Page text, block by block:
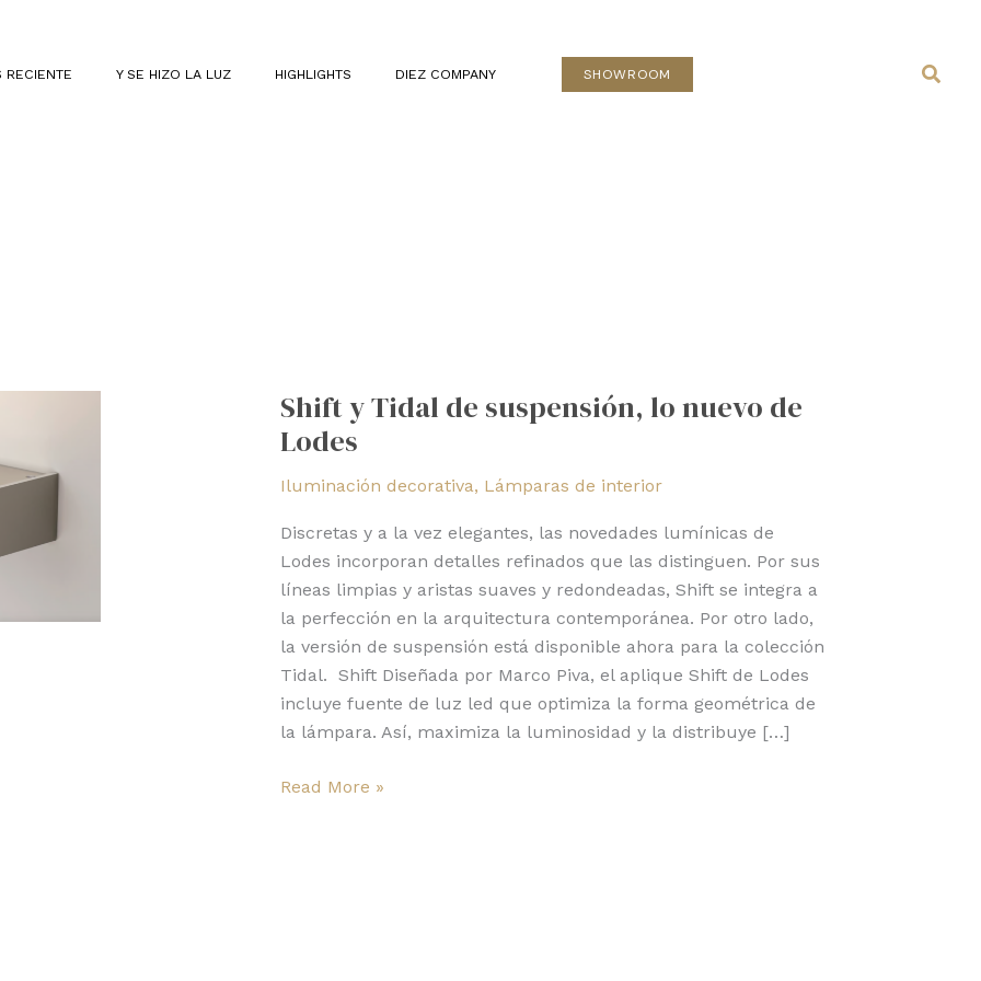
RECIENTE Y SE HIZO LA LUZ HIGHLIGHTS DIEZ COMPANY SHOWROOM
Shift y Tidal de suspensión, lo nuevo de
Lodes
Iluminación decorativa, Lámparas de interior
Discretas y a la vez elegantes, las novedades lumínicas de
Lodes incorporan detalles refinados que las distinguen. Por sus
líneas limpias y aristas suaves y redondeadas, Shift se integra a
la perfección en la arquitectura contemporánea. Por otro lado,
la versión de suspensión está disponible ahora para la colección
Tidal. Shift Diseñada por Marco Piva, el aplique Shift de Lodes
incluye fuente de luz led que optimiza la forma geométrica de
la lámpara. Así, maximiza la luminosidad y la distribuye […]
Tidal
de
lo
nuevo
Lodes
Read More »